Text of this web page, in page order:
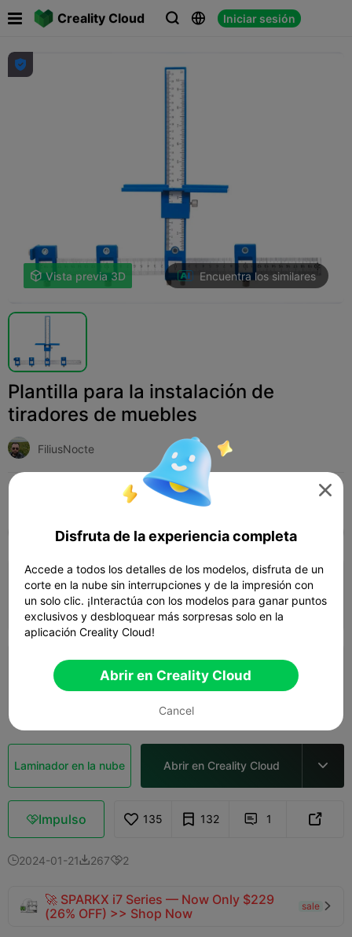
Creality Cloud   Iniciar sesión

 Vista previa 3D Encuentra los similares
Plantilla para la instalación de
tiradores de muebles
FiliusNocte
Add Hogar Herramientas y repuestos 
Todos K2 Plus K2 Pro K2 SPARKX i7
0.2mm layer, 3 walls, 15% infill
 04h 35m  1 plates  92.75g
 4.0
0.2mm layer, 2 walls, 15% infill
 04h 44m  2 plates  89.97g
Laminador en la nube Abrir en Creality Cloud 
Impulso 135 132  1 
2024-01-212672
🚀 SPARKX i7 Series — Now Only $229
(26% OFF) >> Shop Now
sale 

Disfruta de la experiencia completa
Accede a todos los detalles de los modelos, disfruta de un
corte en la nube sin interrupciones y de la impresión con
un solo clic. ¡Interactúa con los modelos para ganar puntos
exclusivos y desbloquear más sorpresas solo en la
aplicación Creality Cloud!
Abrir en Creality Cloud
Cancel